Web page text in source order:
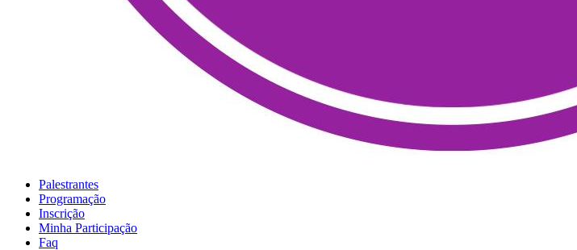
Palestrantes
Programação
Inscrição
Minha Participação
Faq